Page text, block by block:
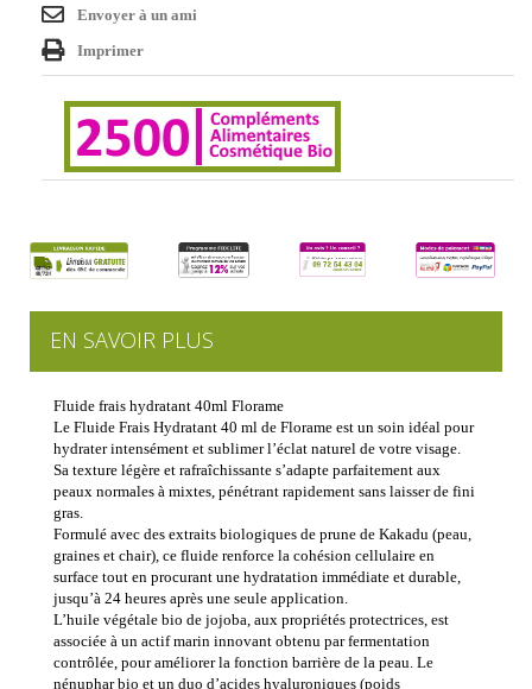
Envoyer à un ami
Imprimer
EN SAVOIR PLUS
Fluide frais hydratant 40ml Florame
Le Fluide Frais Hydratant 40 ml de Florame est un soin idéal pour
hydrater intensément et sublimer l’éclat naturel de votre visage.
Sa texture légère et rafraîchissante s’adapte parfaitement aux
peaux normales à mixtes, pénétrant rapidement sans laisser de fini
gras.
Formulé avec des extraits biologiques de prune de Kakadu (peau,
graines et chair), ce fluide renforce la cohésion cellulaire en
surface tout en procurant une hydratation immédiate et durable,
jusqu’à 24 heures après une seule application.
L’huile végétale bio de jojoba, aux propriétés protectrices, est
associée à un actif marin innovant obtenu par fermentation
contrôlée, pour améliorer la fonction barrière de la peau. Le
nénuphar bio et un duo d’acides hyaluroniques (poids